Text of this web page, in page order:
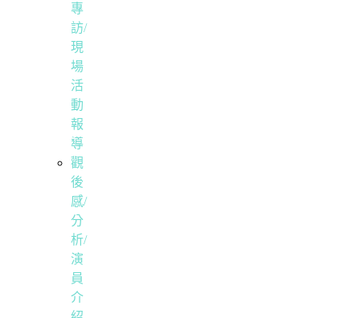
專
訪/
現
場
活
動
報
導
觀
後
感/
分
析/
演
員
介